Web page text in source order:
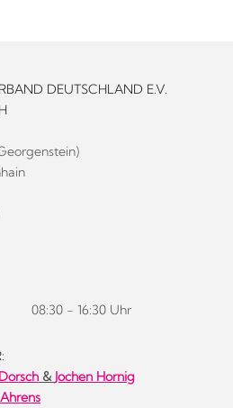
DEUTSCHLAND E.V.
08:30 - 16:30 Uhr
& Jochen Hornig